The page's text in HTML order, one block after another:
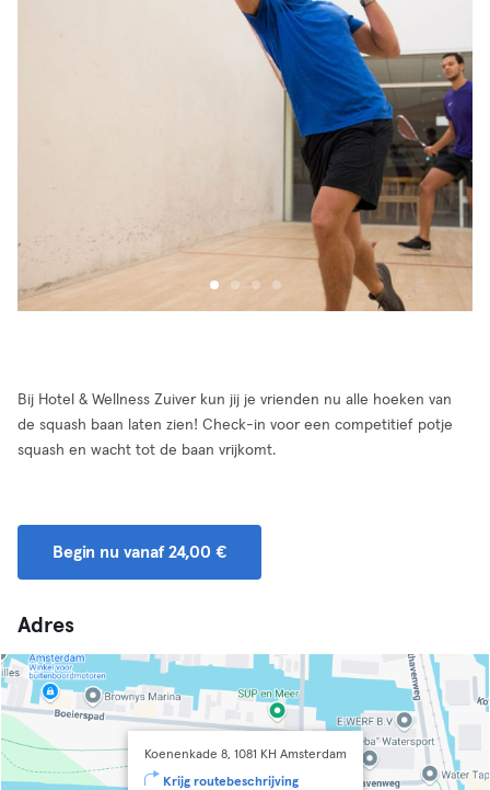
Bij Hotel & Wellness Zuiver kun jij je vrienden nu alle hoeken van
de squash baan laten zien! Check-in voor een competitief potje
squash en wacht tot de baan vrijkomt.
Begin nu vanaf 24,00 €
Adres
Koenenkade 8, 1081 KH Amsterdam
Krijg routebeschrijving